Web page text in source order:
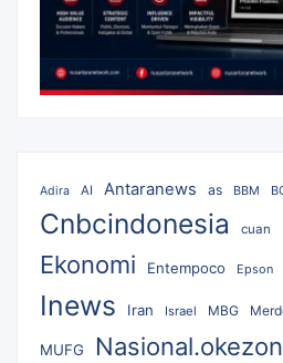
Adira AI Antaranews as BBM
Cnbcindonesia cuan
Ekonomi Entempoco Epson
Inews Iran Israel MBG
MUFG